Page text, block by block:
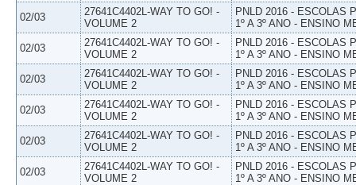
02/03
27641C4402L-WAY TO GO! -
VOLUME 2
PNLD 2016 - ESCOLAS
1º A 3º ANO - ENSINO
02/03
27641C4402L-WAY TO GO! -
VOLUME 2
PNLD 2016 - ESCOLAS
1º A 3º ANO - ENSINO
02/03
27641C4402L-WAY TO GO! -
VOLUME 2
PNLD 2016 - ESCOLAS
1º A 3º ANO - ENSINO
02/03
27641C4402L-WAY TO GO! -
VOLUME 2
PNLD 2016 - ESCOLAS
1º A 3º ANO - ENSINO
02/03
27641C4402L-WAY TO GO! -
VOLUME 2
PNLD 2016 - ESCOLAS
1º A 3º ANO - ENSINO
02/03
27641C4402L-WAY TO GO! -
VOLUME 2
PNLD 2016 - ESCOLAS
1º A 3º ANO - ENSINO